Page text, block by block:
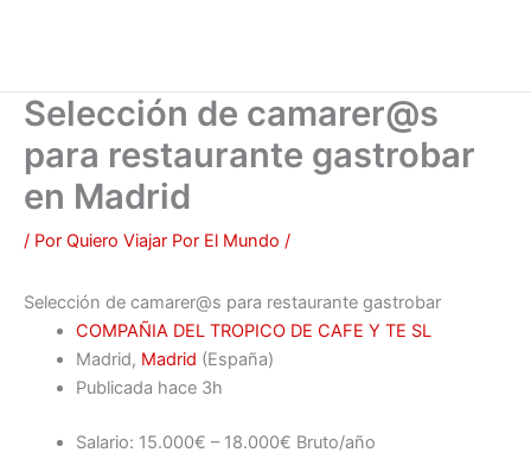
Selección de camarer@s
para restaurante gastrobar
en Madrid
/ Por Quiero Viajar Por El Mundo /
Selección de camarer@s para restaurante gastrobar
COMPAÑIA DEL TROPICO DE CAFE Y TE SL
Madrid, Madrid (España)
Publicada hace 3h
Salario: 15.000€ – 18.000€ Bruto/año